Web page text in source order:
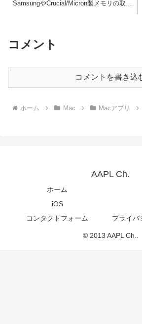
SamsungやCrucial/Micron製メモリの取り
コメント
コメントを書き込
ホーム Mac Macアプリ
AAPL Ch.
ホーム
iOS
コンタクトフォーム
プライバ
© 2013 AAPL Ch..